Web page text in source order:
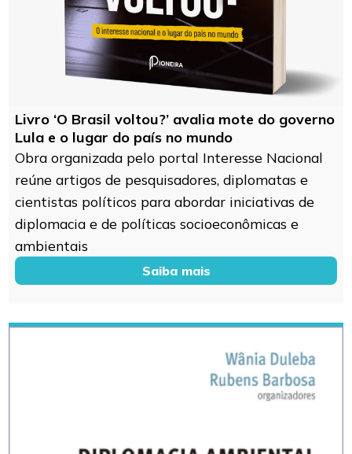
Livro ‘O Brasil voltou?’ avalia mote do governo
Lula e o lugar do país no mundo
Obra organizada pelo portal Interesse Nacional
reúne artigos de pesquisadores, diplomatas e
cientistas políticos para abordar iniciativas de
diplomacia e de políticas socioeconômicas e
ambientais
Saiba mais